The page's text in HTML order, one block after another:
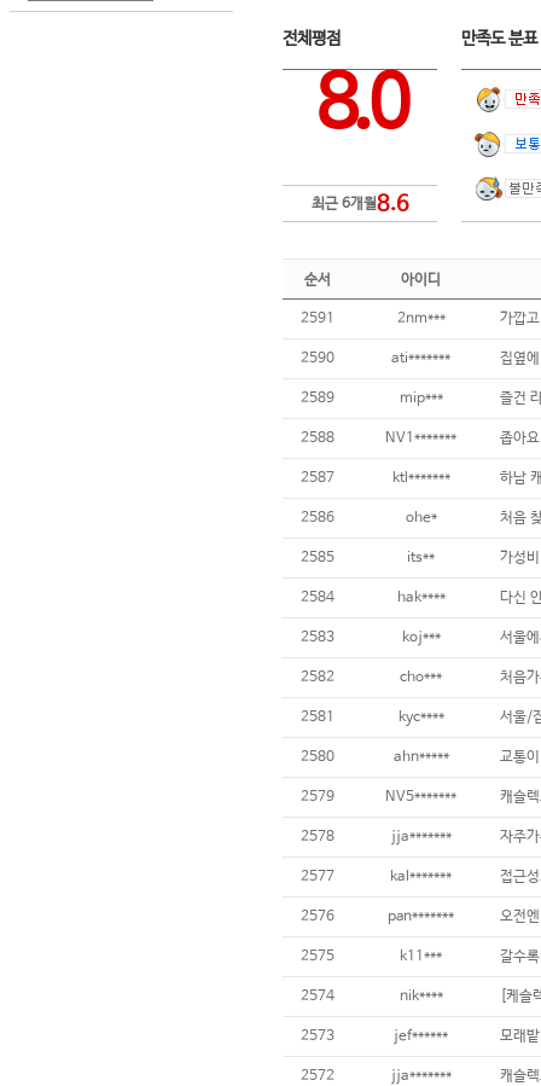
전체평점
8.0
최근 6개월8.6
만족도 분
순서 아이디
2591 2nm***
2590 ati******* 집옆
2589 mip*** 즐건
2588 NV1******* 좁아
2587 ktl******* 하남
2586 ohe*
2585 its** 가성
2584 hak**** 다신
2583 koj*** 서울
2582 cho*** 처음
2581 kyc**** 서울/
2580 ahn***** 교통
2579 NV5******* 캐슬
2578 jja******* 자주
2577 kal******* 접근
2576 pan******* 오전
2575 k11*** 갈수
2574 nik****
2573 jef****** 모래
2572 jja******* 캐슬